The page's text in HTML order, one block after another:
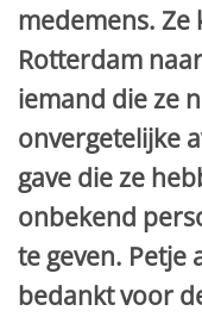
medemens.
Rotterdam
iemand die ze
onvergetelijke
gave die ze
onbekend
te geven. Petje
bedankt voor